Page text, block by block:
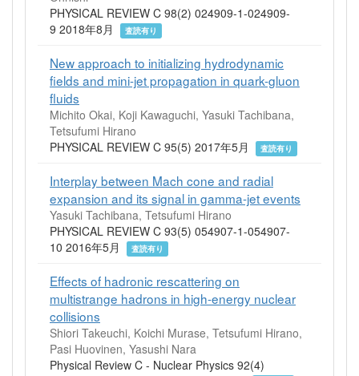
PHYSICAL REVIEW C 98(2) 024909-1-024909-
9 2018年8月
査読有り
New approach to initializing hydrodynamic
fields and mini-jet propagation in quark-gluon
fluids
Michito Okai, Koji Kawaguchi, Yasuki Tachibana,
Tetsufumi Hirano
PHYSICAL REVIEW C 95(5) 2017年5月
査読有り
Interplay between Mach cone and radial
expansion and its signal in gamma-jet events
Yasuki Tachibana, Tetsufumi Hirano
PHYSICAL REVIEW C 93(5) 054907-1-054907-
10 2016年5月
査読有り
Effects of hadronic rescattering on
multistrange hadrons in high-energy nuclear
collisions
Shiori Takeuchi, Koichi Murase, Tetsufumi Hirano,
Pasi Huovinen, Yasushi Nara
Physical Review C - Nuclear Physics 92(4)